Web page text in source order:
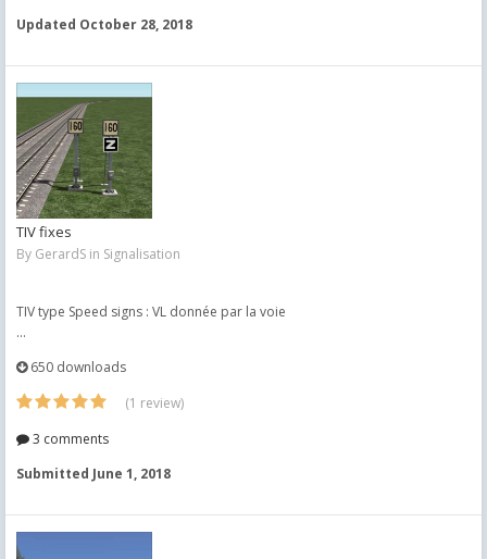
Updated October 28, 2018
TIV fixes
By GerardS in Signalisation
TIV type Speed signs : VL donnée par la voie
...
650 downloads
(1 review)
3 comments
Submitted June 1, 2018